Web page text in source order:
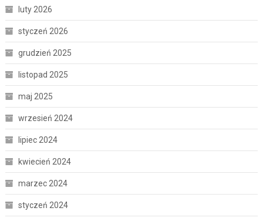
luty 2026
styczeń 2026
grudzień 2025
listopad 2025
maj 2025
wrzesień 2024
lipiec 2024
kwiecień 2024
marzec 2024
styczeń 2024